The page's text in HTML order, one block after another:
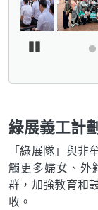
Pause
綠展義工計劃
「綠展隊」與
觸更多婦女、外
群，加強教育和
收。